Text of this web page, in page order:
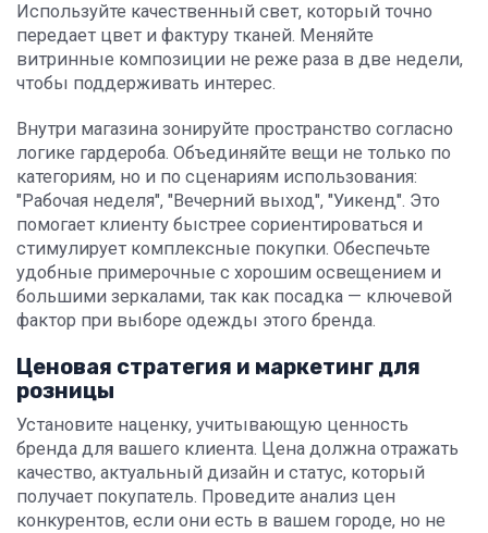
Используйте качественный свет, который точно
передает цвет и фактуру тканей. Меняйте
витринные композиции не реже раза в две недели,
чтобы поддерживать интерес.
Внутри магазина зонируйте пространство согласно
логике гардероба. Объединяйте вещи не только по
категориям, но и по сценариям использования:
"Рабочая неделя", "Вечерний выход", "Уикенд". Это
помогает клиенту быстрее сориентироваться и
стимулирует комплексные покупки. Обеспечьте
удобные примерочные с хорошим освещением и
большими зеркалами, так как посадка — ключевой
фактор при выборе одежды этого бренда.
Ценовая стратегия и маркетинг для
розницы
Установите наценку, учитывающую ценность
бренда для вашего клиента. Цена должна отражать
качество, актуальный дизайн и статус, который
получает покупатель. Проведите анализ цен
конкурентов, если они есть в вашем городе, но не